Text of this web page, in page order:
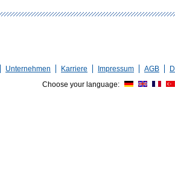
Unternehmen Karriere Impressum AGB
Choose your language: